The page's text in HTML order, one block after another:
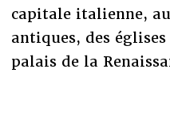
capitale italienne,
antiques, des
palais de la